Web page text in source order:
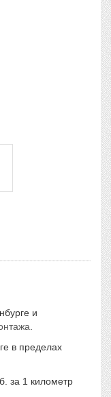
и
в пределах
за 1 километр